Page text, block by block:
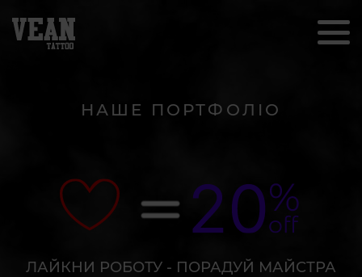
НАШЕ ПОРТФОЛІО
ЛАЙКНИ РОБОТУ - ПОРАДУЙ МАЙСТРА